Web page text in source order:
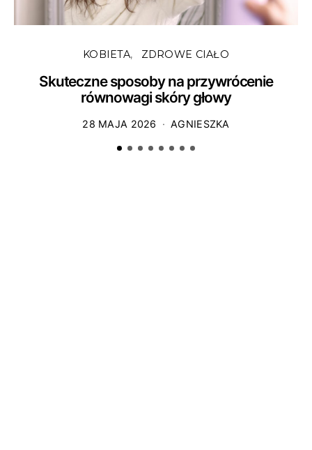
KOBIETA ZDROWE CIAŁO
Skuteczne sposoby na przywrócenie
równowagi skóry głowy
28 MAJA 2026 AGNIESZKA